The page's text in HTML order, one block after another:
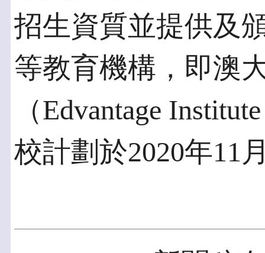
招生資質並提供及
等教育機構，即澳
（Edvantage
校計劃於2020年11